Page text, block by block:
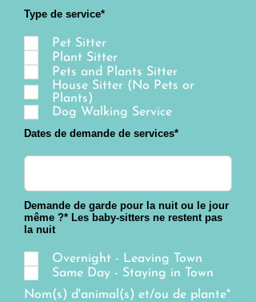
Type de service*
Pet Sitter
Plant Sitter
Pets and Plants Sitter
House Sitter (No Pets or
Plants)
Dog Walking Service
Dates de demande de services*
Demande de garde pour la nuit ou le jour
même ?* Les baby-sitters ne restent pas
la nuit
Overnight - Leaving Town
Same Day - Staying in Town
Nom(s) d'animal(s) et/ou de plante*